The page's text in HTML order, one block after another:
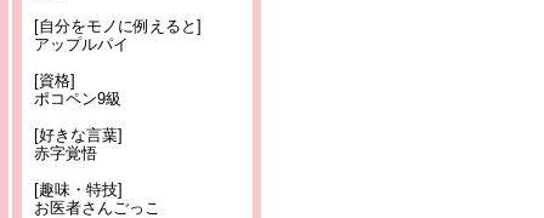
[自分をモノに例えると]
アップルパイ
[資格]
ポコペン9級
[好きな言葉]
赤字覚悟
[趣味・特技]
お医者さんごっこ